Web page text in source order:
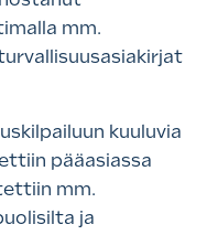
mm.
kuuluvia
pääasiassa
mm.
ja